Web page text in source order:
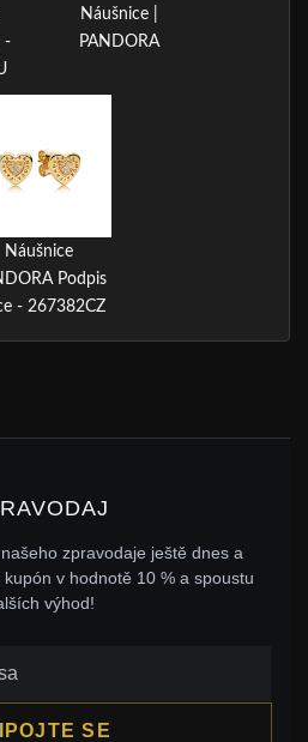
-
Náušnice |
PANDORA
Náušnice
Podpis
- 267382CZ
zpravodaje ještě dnes a
v hodnotě 10 % a spoustu
výhod!
SE